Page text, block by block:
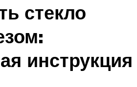
стекло
инструкция